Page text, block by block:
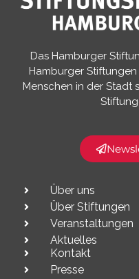
Das Hamburger
Hamburger
Menschen in der Stadt
Über uns
Über Stiftungen
Veranstaltungen
Aktuelles
Kontakt
Presse